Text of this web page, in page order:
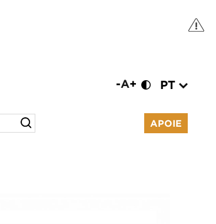
-A+ PT
APOIE